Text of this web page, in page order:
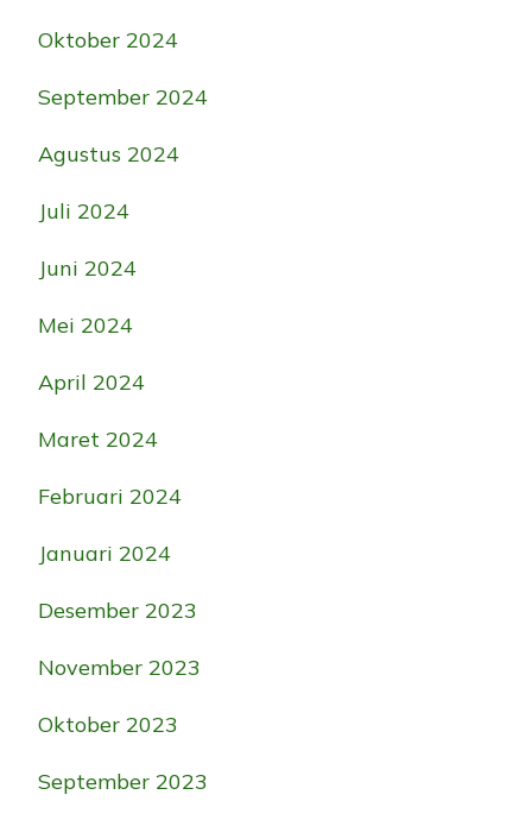
Oktober 2024
September 2024
Agustus 2024
Juli 2024
Juni 2024
Mei 2024
April 2024
Maret 2024
Februari 2024
Januari 2024
Desember 2023
November 2023
Oktober 2023
September 2023